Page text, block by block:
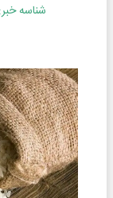
شناسه خبر: 186366